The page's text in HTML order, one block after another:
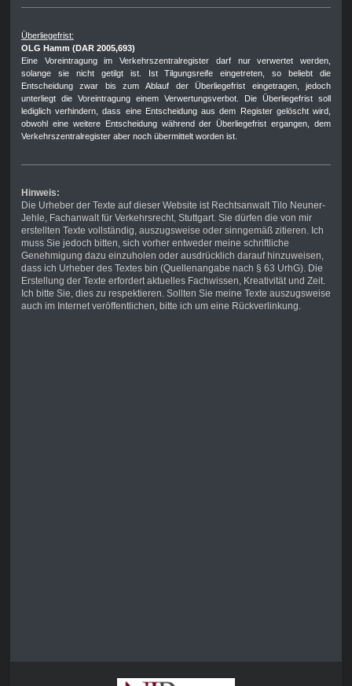
Überliegefrist:
OLG Hamm (DAR 2005,693)
Eine Voreintragung im Verkehrszentralregister darf nur verwertet werden,
solange sie nicht getilgt ist. Ist Tilgungsreife eingetreten, so beliebt die
Entscheidung zwar bis zum Ablauf der Überliegefrist eingetragen, jedoch
unterliegt die Voreintragung einem Verwertungsverbot. Die Überliegefrist soll
lediglich verhindern, dass eine Entscheidung aus dem Register gelöscht wird,
obwohl eine weitere Entscheidung während der Überliegefrist ergangen, dem
Verkehrszentralregister aber noch übermittelt worden ist.
Hinweis:
Die Urheber der Texte auf dieser Website ist Rechtsanwalt Tilo Neuner-
Jehle, Fachanwalt für Verkehrsrecht, Stuttgart. Sie dürfen die von mir
erstellten Texte vollständig, auszugsweise oder sinngemäß zitieren. Ich
muss Sie jedoch bitten, sich vorher entweder meine schriftliche
Genehmigung dazu einzuholen oder ausdrücklich darauf hinzuweisen,
dass ich Urheber des Textes bin (Quellenangabe nach § 63 UrhG). Die
Erstellung der Texte erfordert aktuelles Fachwissen, Kreativität und Zeit.
Ich bitte Sie, dies zu respektieren. Sollten Sie meine Texte auszugsweise
auch im Internet veröffentlichen, bitte ich um eine Rückverlinkung.